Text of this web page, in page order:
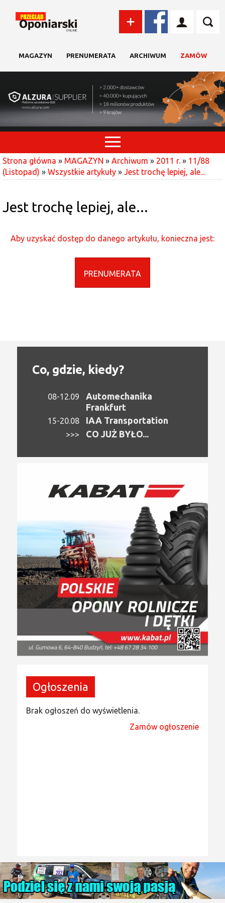
MAGAZYN PRENUMERATA ARCHIWUM ZAMÓW
Strona główna » MAGAZYN » Archiwum » 2011 r. » 11/88
(Listopad) » Wszystkie artykuły » Jest trochę lepiej, ale...
Jest trochę lepiej, ale...
Aby uzyskać dostęp do danego artykułu, konieczna jest:
PRENUMERATA
Co, gdzie, kiedy?
08-12.09
Automechanika
Frankfurt
15-20.08 IAA Transportation
>>> CO JUŻ BYŁO...
Ogłoszenia
Brak ogłoszeń do wyświetlenia.
Zamów ogłoszenie